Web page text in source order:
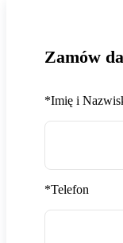
Zamów
*Imię i
*Telefon